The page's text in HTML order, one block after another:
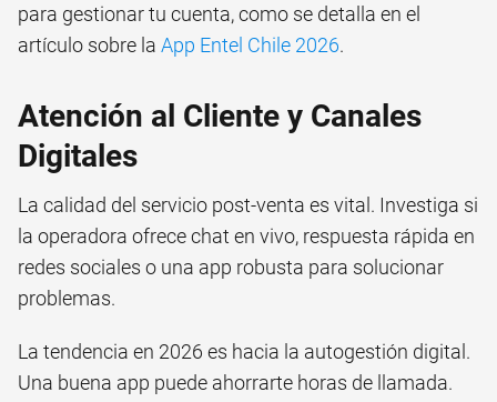
para gestionar tu cuenta, como se detalla en el
artículo sobre la App Entel Chile 2026.
Atención al Cliente y Canales
Digitales
La calidad del servicio post-venta es vital. Investiga si
la operadora ofrece chat en vivo, respuesta rápida en
redes sociales o una app robusta para solucionar
problemas.
La tendencia en 2026 es hacia la autogestión digital.
Una buena app puede ahorrarte horas de llamada.